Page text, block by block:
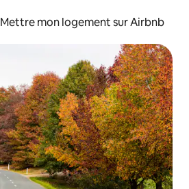
Mettre mon logement sur Airbnb